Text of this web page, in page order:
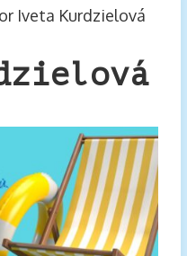
Iveta Kurdzielová